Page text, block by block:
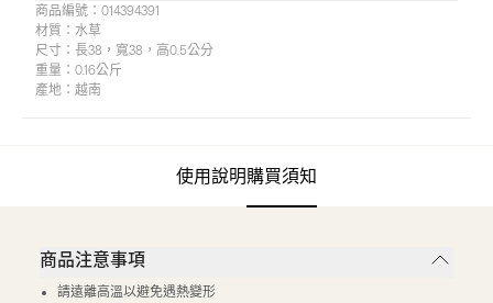
商品編號： 014394391
材質： 水草
尺寸： 長38，寬38，高0.5公分
重量： 0.16公斤
產地： 越南
使用說明購買須知
商品注意事項
請遠離高溫以避免遇熱變形